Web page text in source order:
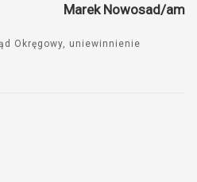
Marek Nowosad/am
Okręgowy uniewinnienie